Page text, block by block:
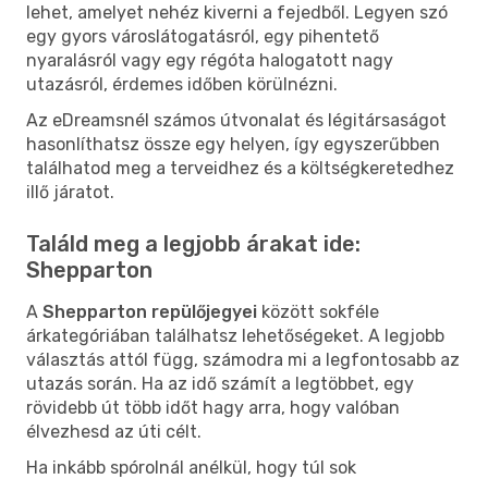
lehet, amelyet nehéz kiverni a fejedből. Legyen szó
egy gyors városlátogatásról, egy pihentető
nyaralásról vagy egy régóta halogatott nagy
utazásról, érdemes időben körülnézni.
Az eDreamsnél számos útvonalat és légitársaságot
hasonlíthatsz össze egy helyen, így egyszerűbben
találhatod meg a terveidhez és a költségkeretedhez
illő járatot.
Találd meg a legjobb árakat ide:
Shepparton
A Shepparton repülőjegyei között sokféle
árkategóriában találhatsz lehetőségeket. A legjobb
választás attól függ, számodra mi a legfontosabb az
utazás során. Ha az idő számít a legtöbbet, egy
rövidebb út több időt hagy arra, hogy valóban
élvezhesd az úti célt.
Ha inkább spórolnál anélkül, hogy túl sok